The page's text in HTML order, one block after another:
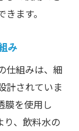
ます。
み
仕組みは、細
計されていま
膜を使用し
り、飲料水の